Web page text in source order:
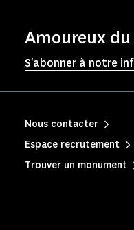
Amoureux
S'abonner à notre
Nous contacter
Espace recrutement
Trouver un monument